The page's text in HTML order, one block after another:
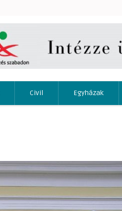
Civil Egyházak